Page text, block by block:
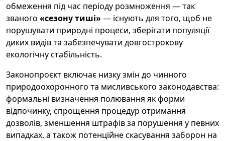
обмеження під час періоду розмноження — так
званого «сезону тиші»— існують для того, щоб не
порушувати природні процеси, зберігати популяції
диких видів та забезпечувати довгострокову
екологічну стабільність.
Законопроєкт включає низку змін до чинного
природоохоронного та мисливського законодавства:
формальні визначення полювання як форми
відпочинку, спрощення процедур отримання
дозволів, зменшення штрафів за порушення у певних
випадках, а також потенційне скасування заборон на